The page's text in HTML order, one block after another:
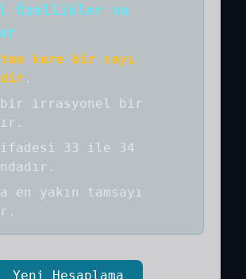
Özellikler ve
tam kare bir sayı
.
bir
irrasyonel bir
.
ifadesi 33 ile 34
en yakın tamsayı
Yeni Hesaplama